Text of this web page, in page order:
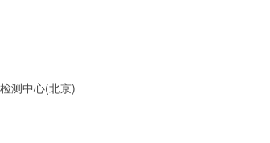
测中心(北京)